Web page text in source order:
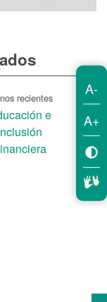
recientes
e
A-
A+